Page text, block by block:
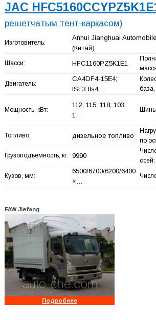
JAC
решетчатым тент-каркасом)
Изготовитель:
Anhui Jianghuai
(Китай)
Шасси: HFC1160PZ5K1E1
Двигатель:
CA4DF4-15E4;
ISF3.8s4…
Мощность, кВт:
112; 115; 118; 103;
1…
Топливо: дизельное топливо
по
Грузоподъемность, кг: 9990
осей:
Кузов, мм:
6500/6700/6200/6400
×…
FAW Jiefang
Подробнее